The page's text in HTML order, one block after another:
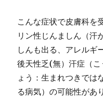
こんな症状で皮膚科を
リン性じんましん（汗
しんも出る、アレルギ
後天性乏(無）汗症（
ょう：生まれつきでは
る病気）の可能性があ